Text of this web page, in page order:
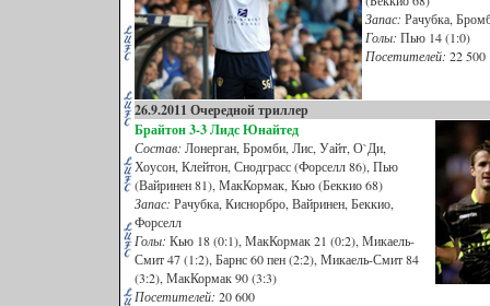
Запас: Рачубка,
Голы: Пью 14 (1:0)
Посетителей: 22 500
26.9.2011 Очередной триллер
Брайтон 3-3 Лидс Юнайтед
Состав: Лонерган, Бромби, Лис, Уайт, О`Ди,
Хоусон, Клейтон, Снодграсс (Форселл 86), Пью
(Вайринен 81), МакКормак, Кью (Беккио 68)
Запас: Рачубка, Киснорбро, Вайринен, Беккио,
Форселл
Голы: Кью 18 (0:1), МакКормак 21 (0:2), Микаель-
Смит 47 (1:2), Барнс 60 пен (2:2), Микаель-Смит 84
(3:2), МакКормак 90 (3:3)
Посетителей: 20 600